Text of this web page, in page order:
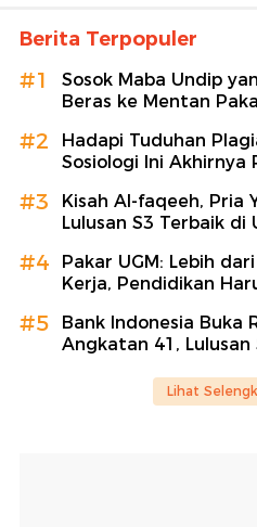
Berita Terpopuler
#1
Sosok Maba Undip
Beras ke Mentan
#2
Hadapi Tuduhan
Sosiologi Ini Akhirnya
#3
Kisah Al-faqeeh, Pria
Lulusan S3 Terbaik di
#4
Pakar UGM: Lebih
Kerja, Pendidikan
#5
Bank Indonesia Buka
Angkatan 41, Lulusan
Lihat